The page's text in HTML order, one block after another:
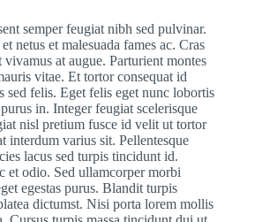
semper feugiat nibh sed pulvinar.
netus et malesuada fames ac. Cras
at augue. Parturient montes
vitae. Et tortor consequat id
sed felis. Eget felis eget nunc lobortis
in. Integer feugiat scelerisque
nisl pretium fusce id velit ut tortor
interdum varius sit. Pellentesque
lacus sed turpis tincidunt id.
et odio. Sed ullamcorper morbi
egestas purus. Blandit turpis
dictumst. Nisi porta lorem mollis